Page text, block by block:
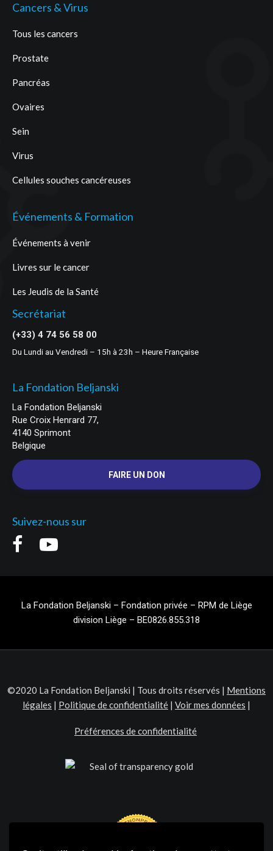
Cancers & Virus
Tous les cancers
Prostate
Pancréas
Ovaires
Sein
Virus
Cellules souches cancéreuses
Événements & Formation
Événements à venir
Livres sur le cancer
Les Jeudis de la Santé
Secrétariat
(+33) 4 74 56 58 00
Du Lundi au Vendredi – 15h à 23h – Heure Française
La Fondation Beljanski
La Fondation Beljanski
Rue Croix Henrard 77,
4140 Sprimont
Belgique
FAIRE UN DON
Suivez-nous sur
La Fondation Beljanski – Fondation privée – RPM de Liège
division Liège – BE0826.855.318
©2020 La Fondation Beljanski | Tous droits réservés | Mentions
légales | Politique de confidentialité | Voir mes données |
Préférences de confidentialité